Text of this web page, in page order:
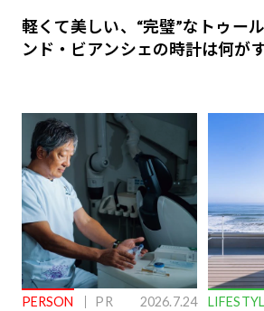
軽くて美しい、“完璧”なトゥー
ンド・ビアンシェの時計は何が
PERSON PR 2026.7.24